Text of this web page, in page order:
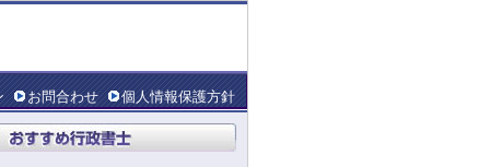
お問合わせ 個人情報保護方針